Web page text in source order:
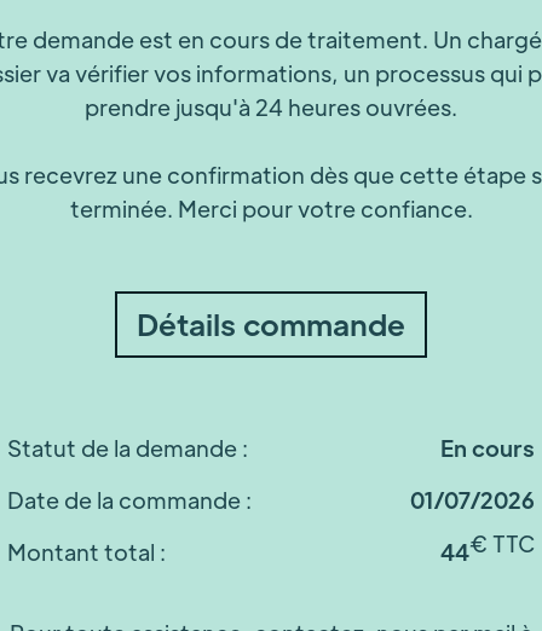
demande est en cours de traitement. Un
va vérifier vos informations, un processus qui
prendre jusqu'à 24 heures ouvrées.
recevrez une confirmation dès que cette étape
terminée. Merci pour votre confiance.
Détails commande
Statut de la demande :
En cours
Date de la commande :
01/07/2026
Montant total :
44€ TTC